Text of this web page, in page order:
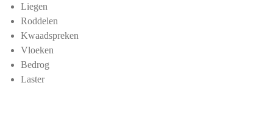
Liegen
Roddelen
Kwaadspreken
Vloeken
Bedrog
Laster